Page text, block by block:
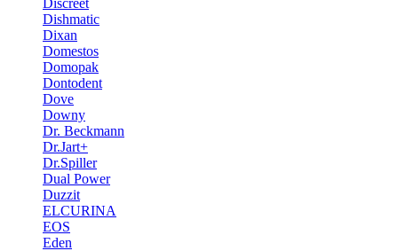
Discreet
Dishmatic
Dixan
Domestos
Domopak
Dontodent
Dove
Downy
Dr. Beckmann
Dr.Jart+
Dr.Spiller
Dual Power
Duzzit
ELCURINA
EOS
Eden